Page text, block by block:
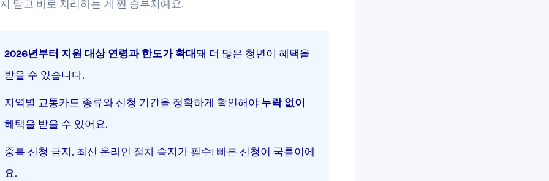
말고 바로 처리하는 게 찐 승부처예요.
2026년부터 지원 대상 연령과 한도가 확대돼 더 많은 청년이 혜택을
받을 수 있습니다.
지역별 교통카드 종류와 신청 기간을 정확하게 확인해야 누락 없이
혜택을 받을 수 있어요.
중복 신청 금지, 최신 온라인 절차 숙지가 필수! 빠른 신청이 국룰이에
요.